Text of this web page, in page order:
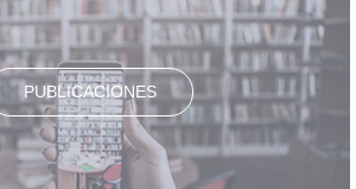
PUBLICACIONES